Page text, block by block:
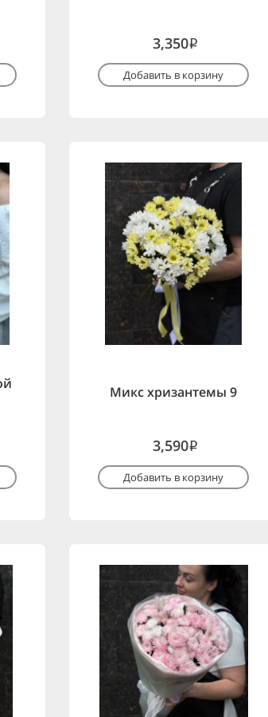
3,350i
Добавить в корзину
Микс хризантемы 9
3,590i
Добавить в корзину